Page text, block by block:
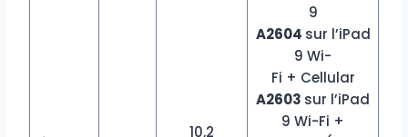
10,2
9
A2604 sur l’iPad
9 Wi-
Fi + Cellular
A2603 sur l’iPad
9 Wi-Fi +